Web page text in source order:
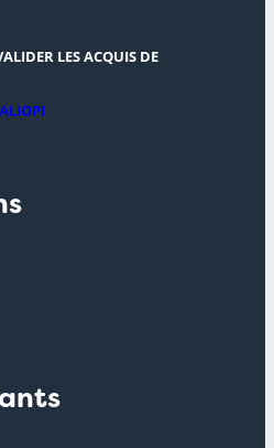
LES ACQUIS DE